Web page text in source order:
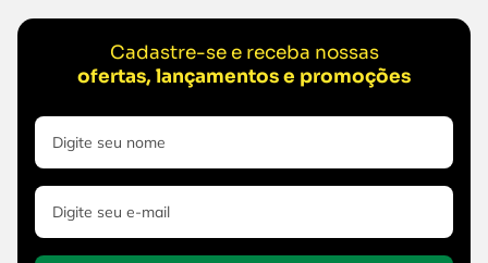
Cadastre-se e receba nossas
ofertas, lançamentos e promoções